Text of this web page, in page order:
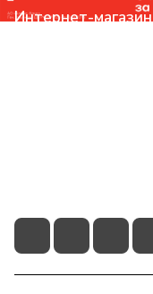
Интернет-магазин